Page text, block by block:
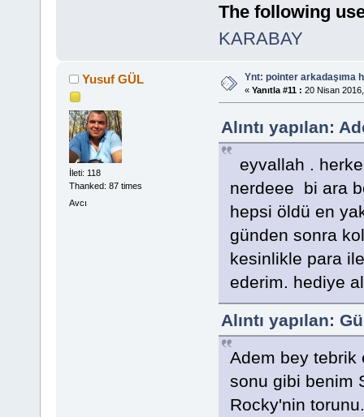
The following
KARABAY
Yusuf GÜL
İleti: 118
Thanked: 87 times
Avcı
Ynt: pointer arkadaşıma
« Yanıtla #11 : 20 Nisan
Alıntı yapılan:
eyvallah .
nerdeee bi ara
hepsi öldü en
günden sonra
kesinlikle para
ederim. hediye
Alıntı yapılan:
Adem bey tebrik
sonu gibi benim
Rocky'nin